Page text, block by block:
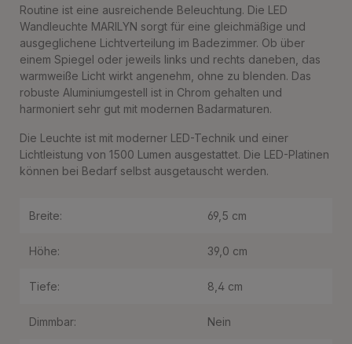
Routine ist eine ausreichende Beleuchtung. Die LED
Wandleuchte MARILYN sorgt für eine gleichmäßige und
ausgeglichene Lichtverteilung im Badezimmer. Ob über
einem Spiegel oder jeweils links und rechts daneben, das
warmweiße Licht wirkt angenehm, ohne zu blenden. Das
robuste Aluminiumgestell ist in Chrom gehalten und
harmoniert sehr gut mit modernen Badarmaturen.
Die Leuchte ist mit moderner LED-Technik und einer
Lichtleistung von 1500 Lumen ausgestattet. Die LED-Platinen
können bei Bedarf selbst ausgetauscht werden.
Breite: 69,5 cm
Höhe: 39,0 cm
Tiefe: 8,4 cm
Dimmbar: Nein